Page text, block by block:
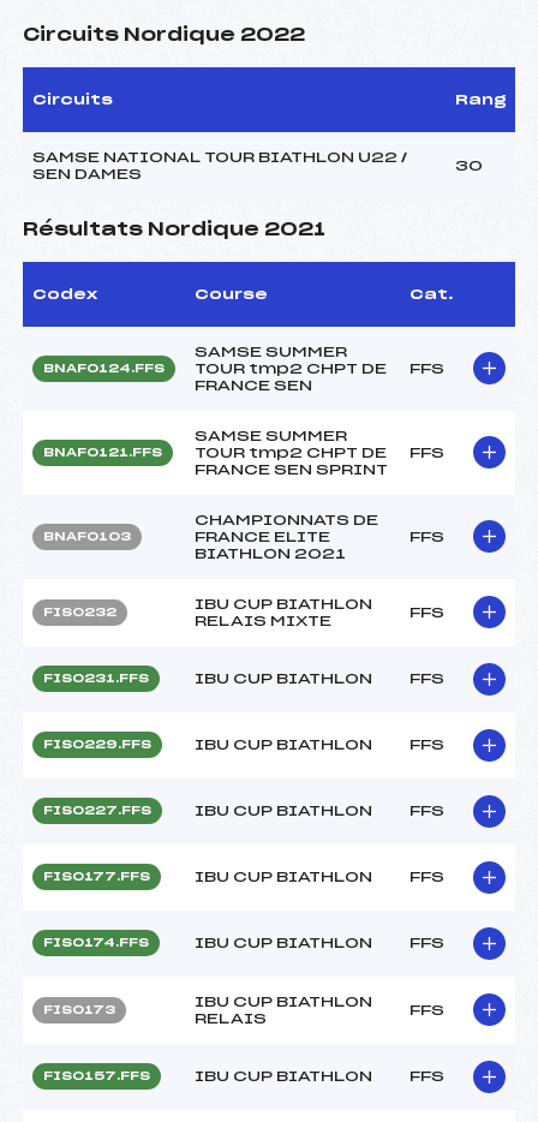
Circuits Nordique 2022
Circuits Rang
SAMSE NATIONAL TOUR BIATHLON U22 /
SEN DAMES
30
Résultats Nordique 2021
Codex Course Cat.
BNAF0124.FFS
SAMSE SUMMER
TOUR tmp2 CHPT DE
FRANCE SEN
FFS
BNAF0121.FFS
SAMSE SUMMER
TOUR tmp2 CHPT DE
FRANCE SEN SPRINT
FFS
BNAF0103
CHAMPIONNATS DE
FRANCE ELITE
BIATHLON 2021
FFS
FIS0232
IBU CUP BIATHLON
RELAIS MIXTE
FFS
FIS0231.FFS IBU CUP BIATHLON FFS
FIS0229.FFS IBU CUP BIATHLON FFS
FIS0227.FFS IBU CUP BIATHLON FFS
FIS0177.FFS IBU CUP BIATHLON FFS
FIS0174.FFS IBU CUP BIATHLON FFS
FIS0173
IBU CUP BIATHLON
RELAIS
FFS
FIS0157.FFS IBU CUP BIATHLON FFS